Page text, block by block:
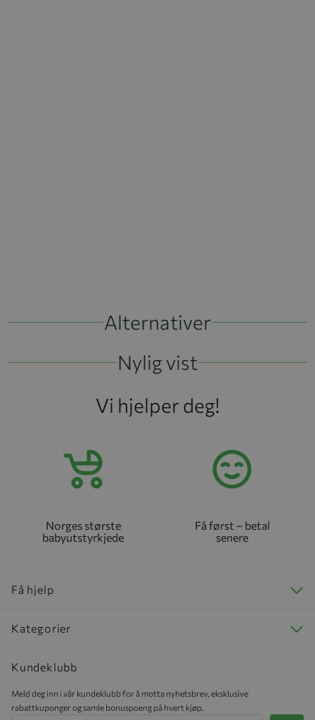
Alternativer
Nylig vist
Vi hjelper deg!
Norges største
babyutstyrkjede
Få først – betal
senere
Få hjelp
Kategorier
Kundeklubb
Meld deg inn i vår kundeklubb for å motta nyhetsbrev, eksklusive
rabattkuponger og samle bonuspoeng på hvert kjøp.